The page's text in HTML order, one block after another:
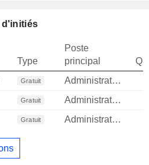
d'initiés
Type
Poste
principal
Gratuit
Administrateur
Gratuit
Administrateur
Gratuit Administrateur